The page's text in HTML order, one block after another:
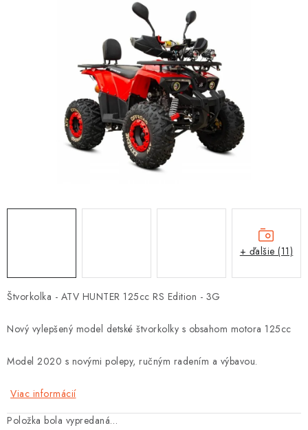
NÁPLNE A KVAPALINY
NÁHRADNÉ DIELY
MONTÁŽNE SLUŽBY
Rozbalené, zánovné a použité produkty
Ochrana osobných údajov
Tabuľky veľkostí odevov, prilieb a obuvi rôznych značiek
Štvorkolka - ATV HUNTER 125cc RS Edition - 3G
Nový vylepšený model detské štvorkolky s obsahom motora 125cc
Model 2020 s novými polepy, ručným radením a výbavou.
Viac informácií
Položka bola vypredaná…
+ ďalšie (11)